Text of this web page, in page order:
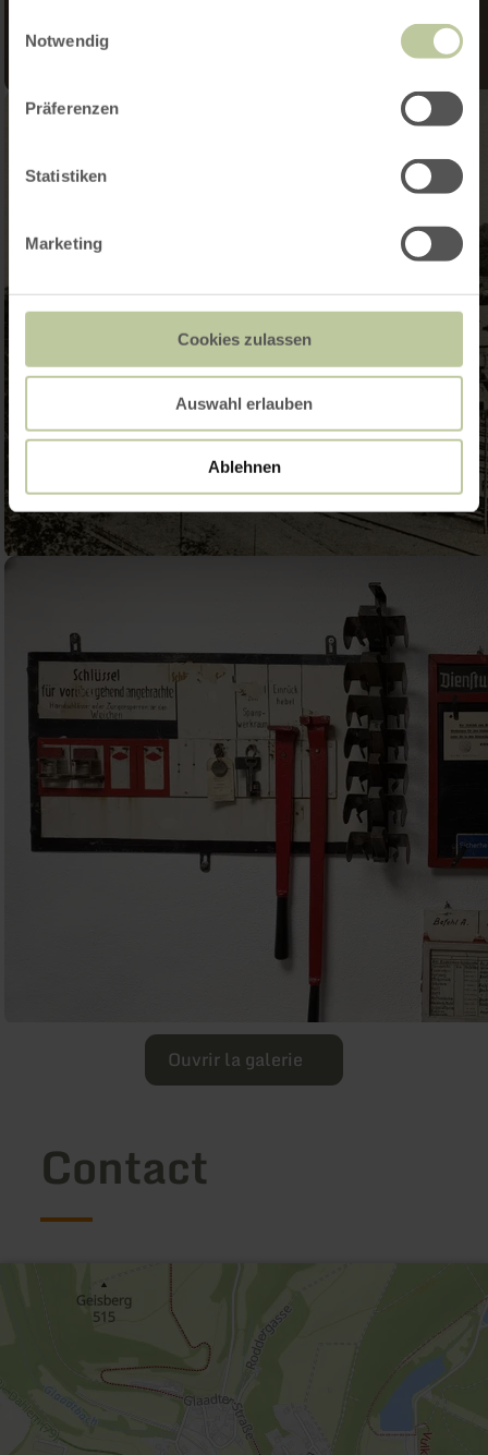
Notwendig
Präferenzen
Statistiken
Marketing
Cookies zulassen
Auswahl erlauben
Ablehnen
Ouvrir la galerie
Contact